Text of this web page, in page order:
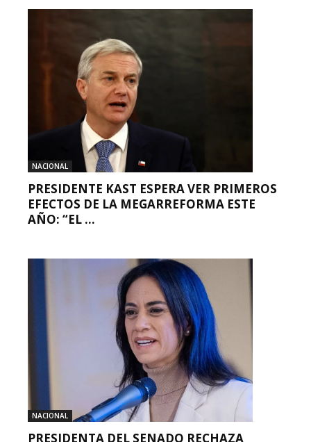
NACIONAL
PRESIDENTE KAST ESPERA VER PRIMEROS
EFECTOS DE LA MEGARREFORMA ESTE
AÑO: “EL ...
NACIONAL
PRESIDENTA DEL SENADO RECHAZA